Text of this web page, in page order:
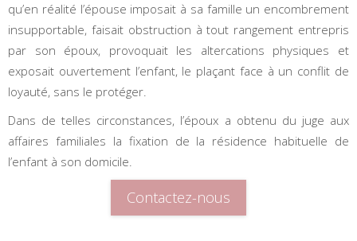
qu’en réalité l’épouse imposait à sa famille un encombrement
insupportable, faisait obstruction à tout rangement entrepris
par son époux, provoquait les altercations physiques et
exposait ouvertement l’enfant, le plaçant face à un conflit de
loyauté, sans le protéger.
Dans de telles circonstances, l’époux a obtenu du juge aux
affaires familiales la fixation de la résidence habituelle de
l’enfant à son domicile.
Contactez-nous